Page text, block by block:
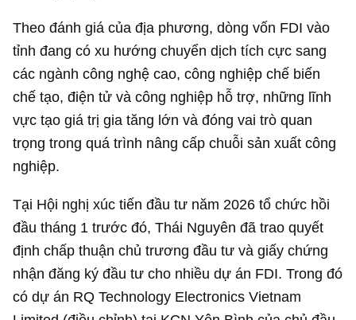
Theo đánh giá của địa phương, dòng vốn FDI vào
tỉnh đang có xu hướng chuyển dịch tích cực sang
các ngành công nghệ cao, công nghiệp chế biến
chế tạo, điện tử và công nghiệp hỗ trợ, những lĩnh
vực tạo giá trị gia tăng lớn và đóng vai trò quan
trọng trong quá trình nâng cấp chuỗi sản xuất công
nghiệp.
Tại Hội nghị xúc tiến đầu tư năm 2026 tổ chức hồi
đầu tháng 1 trước đó, Thái Nguyên đã trao quyết
định chấp thuận chủ trương đầu tư và giấy chứng
nhận đăng ký đầu tư cho nhiều dự án FDI. Trong đó
có dự án RQ Technology Electronics Vietnam